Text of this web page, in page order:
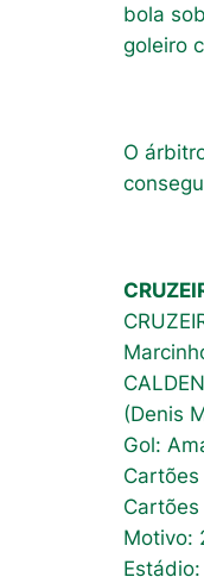
bola
goleiro
O
(Denis
Gol:
Motivo: